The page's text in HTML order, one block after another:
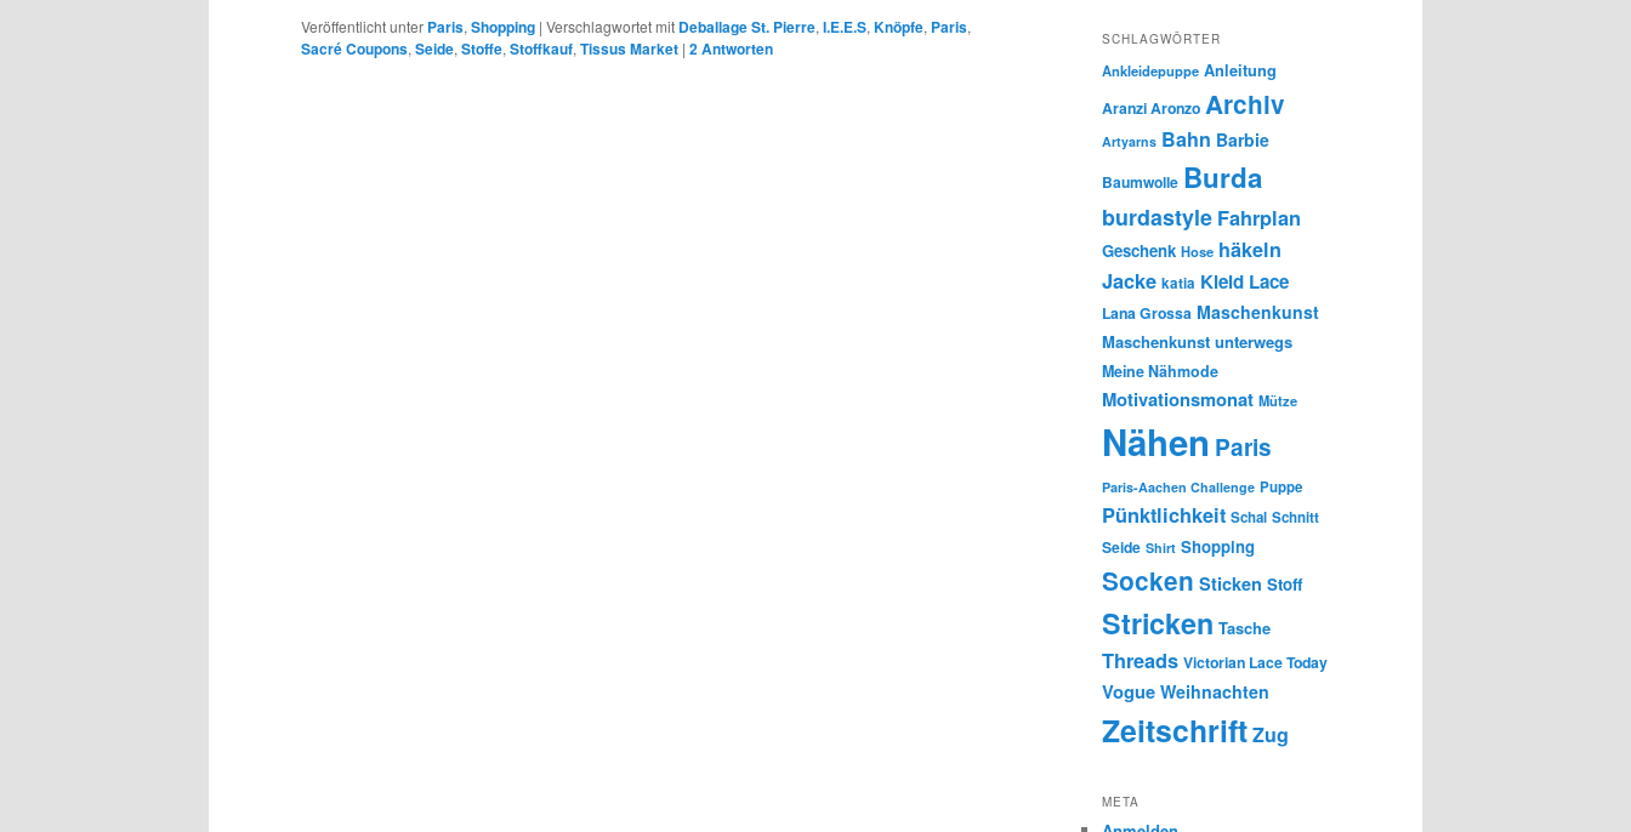
Veröffentlicht unter Paris, Shopping | Verschlagwortet mit Deballage St. Pierre, I.E.E.S, Knöpfe, Paris,
Sacré Coupons, Seide, Stoffe, Stoffkauf, Tissus Market | 2Antworten SCHLAGWÖRTER
Ankleidepuppe Anleitung
Aranzi Aronzo Archiv
Artyarns Bahn Barbie
Baumwolle Burda
burdastyle Fahrplan
Geschenk Hose häkeln
Jacke katia Kleid Lace
Lana Grossa Maschenkunst
Maschenkunst unterwegs
Meine Nähmode
Motivationsmonat Mütze
Nähen Paris
Paris-Aachen Challenge Puppe
Pünktlichkeit Schal Schnitt
Seide Shirt Shopping
Socken Sticken Stoff
Stricken Tasche
Threads Victorian Lace Today
Vogue Weihnachten
ZeitschriftZug
META